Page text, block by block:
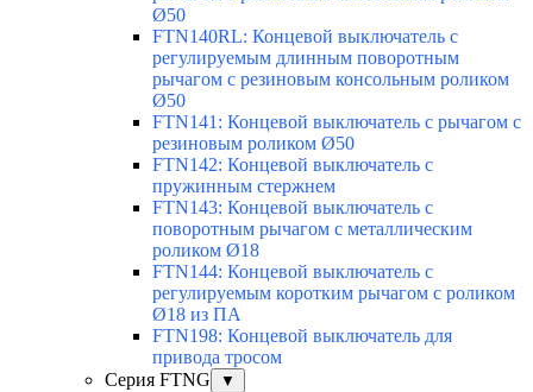
Ø50
FTN140RL: Концевой выключатель с
регулируемым длинным поворотным
рычагом с резиновым консольным роликом
Ø50
FTN141: Концевой выключатель с рычагом с
резиновым роликом Ø50
FTN142: Концевой выключатель с
пружинным стержнем
FTN143: Концевой выключатель с
поворотным рычагом с металлическим
роликом Ø18
FTN144: Концевой выключатель с
регулируемым коротким рычагом с роликом
Ø18 из ПА
FTN198: Концевой выключатель для
привода тросом
Серия FTNG
▼